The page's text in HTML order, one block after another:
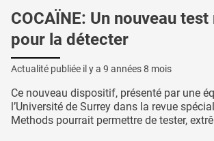
COCAÏNE: Un nouveau
pour la détecter
Actualité publiée il y a 9 années 8 mois
Ce nouveau dispositif, présenté par une
l’Université de Surrey dans la revue
Methods pourrait permettre de tester,